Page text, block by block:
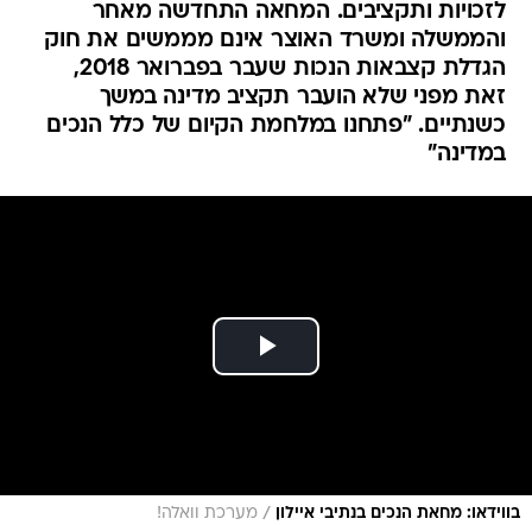
לזכויות ותקציבים. המחאה התחדשה מאחר
והממשלה ומשרד האוצר אינם מממשים את חוק
הגדלת קצבאות הנכות שעבר בפברואר 2018,
זאת מפני שלא הועבר תקציב מדינה במשך
כשנתיים. "פתחנו במלחמת הקיום של כלל הנכים
במדינה"
בווידאו: מחאת הנכים בנתיבי איילון / מערכת וואלה!